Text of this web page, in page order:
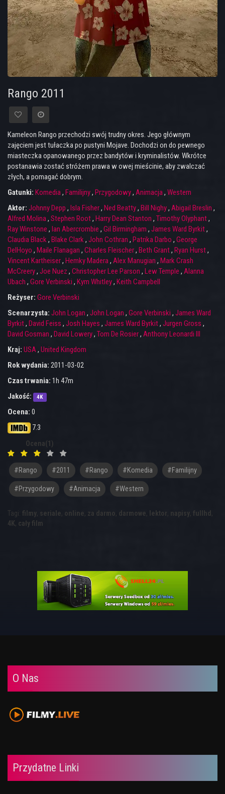
Rango 2011
Kameleon Rango przechodzi swój trudny okres. Jego głównym
zajęciem jest tułaczka po pustyni Mojave. Dochodzi on do pewnego
miasteczka opanowanego przez bandytów i kryminalistów. Wkrótce
postanawia zostać stróżem prawa w owej mieścinie, aby zwalczać
złych, a pomagać dobrym.
Gatunki: Komedia, Familijny, Przygodowy, Animacja, Western
Aktor: Johnny Depp , Isla Fisher, Ned Beatty, Bill Nighy, Abigail Breslin ,
Alfred Molina, Stephen Root, Harry Dean Stanton , Timothy Olyphant,
Ray Winstone , Ian Abercrombie , Gil Birmingham , James Ward Byrkit,
Claudia Black, Blake Clark, John Cothran , Patrika Darbo , George
DelHoyo , Maile Flanagan , Charles Fleischer, Beth Grant, Ryan Hurst,
Vincent Kartheiser, Hemky Madera, Alex Manugian , Mark Crash
McCreery, Joe Nuez , Christopher Lee Parson , Lew Temple , Alanna
Ubach , Gore Verbinski , Kym Whitley, Keith Campbell
Reżyser: Gore Verbinski
Scenarzysta: John Logan , John Logan , Gore Verbinski , James Ward
Byrkit, David Feiss , Josh Hayes , James Ward Byrkit, Jurgen Gross ,
David Gosman , David Lowery, Tom De Rosier, Anthony Leonardi III
Kraj: USA, United Kingdom
Rok wydania: 2011-03-02
Czas trwania: 1h 47m
Jakość:
4K
Ocena: 0
7.3
Ocena(1)
#rango #2011 #Rango #komedia #familijny
#przygodowy #animacja #western
Tagi: filmy, seriale, online, za darmo, darmowe, lektor, napisy, fullhd ,
4K, cały film
O Nas
Przydatne Linki